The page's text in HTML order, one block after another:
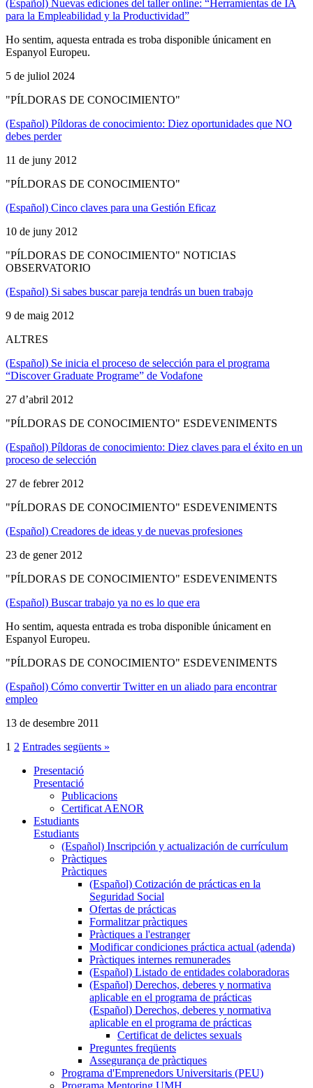
(Español) Nuevas ediciones del taller online: “Herramientas de IA
para la Empleabilidad y la Productividad”
Ho sentim, aquesta entrada es troba disponible únicament en
Espanyol Europeu.
5 de juliol 2024
"PÍLDORAS DE CONOCIMIENTO"
(Español) Píldoras de conocimiento: Diez oportunidades que NO
debes perder
11 de juny 2012
"PÍLDORAS DE CONOCIMIENTO"
(Español) Cinco claves para una Gestión Eficaz
10 de juny 2012
"PÍLDORAS DE CONOCIMIENTO" NOTICIAS
OBSERVATORIO
(Español) Si sabes buscar pareja tendrás un buen trabajo
9 de maig 2012
ALTRES
(Español) Se inicia el proceso de selección para el programa
“Discover Graduate Programe” de Vodafone
27 d’abril 2012
"PÍLDORAS DE CONOCIMIENTO" ESDEVENIMENTS
(Español) Píldoras de conocimiento: Diez claves para el éxito en un
proceso de selección
27 de febrer 2012
"PÍLDORAS DE CONOCIMIENTO" ESDEVENIMENTS
(Español) Creadores de ideas y de nuevas profesiones
23 de gener 2012
"PÍLDORAS DE CONOCIMIENTO" ESDEVENIMENTS
(Español) Buscar trabajo ya no es lo que era
Ho sentim, aquesta entrada es troba disponible únicament en
Espanyol Europeu.
"PÍLDORAS DE CONOCIMIENTO" ESDEVENIMENTS
(Español) Cómo convertir Twitter en un aliado para encontrar
empleo
13 de desembre 2011
1 2 Entrades següents »
Presentació
Presentació
Publicacions
Certificat AENOR
Estudiants
Estudiants
(Español) Inscripción y actualización de currículum
Pràctiques
Pràctiques
(Español) Cotización de prácticas en la
Seguridad Social
Ofertas de prácticas
Formalitzar pràctiques
Pràctiques a l'estranger
Modificar condiciones práctica actual (adenda)
Pràctiques internes remunerades
(Español) Listado de entidades colaboradoras
(Español) Derechos, deberes y normativa
aplicable en el programa de prácticas
(Español) Derechos, deberes y normativa
aplicable en el programa de prácticas
Certificat de delictes sexuals
Preguntes freqüents
Assegurança de pràctiques
Programa d'Emprenedors Universitaris (PEU)
Programa Mentoring UMH